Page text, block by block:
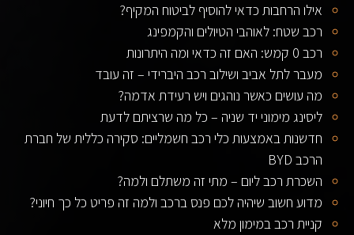
אילו הרחבות כדאי להוסיף לביטוח המקיף?
רכב שטח: לאוהבי הטיולים והקמפינג
רכב 0 קמש: האם זה כדאי ומה היתרונות
מעבר לתל אביב ושילוב רכב היברידי – זה עובד
מה עושים כאשר נוהגים ויש רעידת אדמה?
ליסינג מימוני יד שניה – כל מה שרציתם לדעת
חדשנות באמצעות כלי רכב חשמליים: סקירה כללית של חברת
הרכב BYD
השכרת רכב ליום – מתי זה משתלם ולמה?
מדוע חשוב שיהיה לכם פנס ברכב ולמה זה פריט כל כך חיוני?
קניית רכב במימון מלא